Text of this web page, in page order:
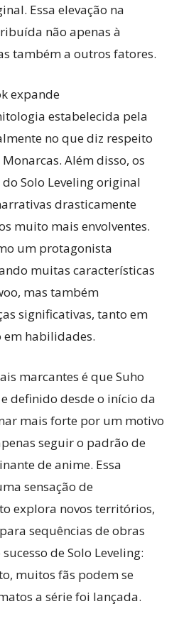
Essa elevação na
não apenas à
também a outros fatores.
expande
estabelecida pela
no que diz respeito
Além disso, os
Solo Leveling original
drasticamente
muito mais envolventes.
um protagonista
muitas características
mas também
significativas, tanto em
habilidades.
marcantes é que Suho
definido desde o início da
mais forte por um motivo
seguir o padrão de
de anime. Essa
sensação de
explora novos territórios,
sequências de obras
de Solo Leveling:
muitos fãs podem se
a série foi lançada.